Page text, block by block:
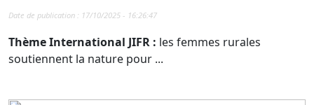
Date de publication : 17/10/2025 - 16:26:47
Thème International JIFR : les femmes rurales
soutiennent la nature pour ...